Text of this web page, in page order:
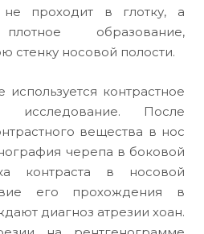
проходит в глотку, а
образование,
носовой полости.
контрастное
исследование. После
вещества в нос
черепа в боковой
контраста в носовой
его прохождения в
диагноз атрезии хоан.